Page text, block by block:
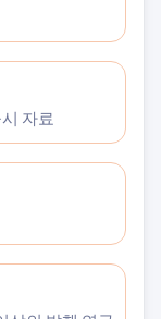
자료